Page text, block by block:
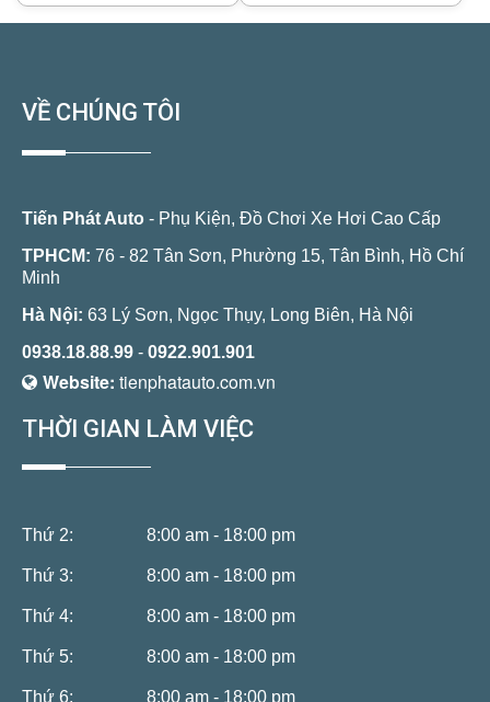
VỀ CHÚNG TÔI
Tiến Phát Auto - Phụ Kiện, Đồ Chơi Xe Hơi Cao Cấp
TPHCM: 76 - 82 Tân Sơn, Phường 15, Tân Bình, Hồ Chí
Minh
Hà Nội: 63 Lý Sơn, Ngọc Thụy, Long Biên, Hà Nội
0938.18.88.99 - 0922.901.901
Website: tienphatauto.com.vn
THỜI GIAN LÀM VIỆC
Thứ 2: 8:00 am - 18:00 pm
Thứ 3: 8:00 am - 18:00 pm
Thứ 4: 8:00 am - 18:00 pm
Thứ 5: 8:00 am - 18:00 pm
Thứ 6: 8:00 am - 18:00 pm